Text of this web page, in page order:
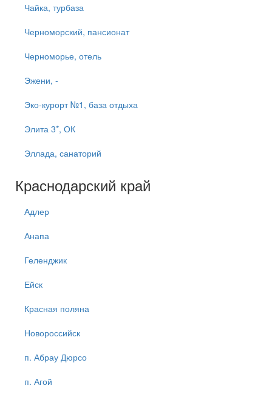
Чайка, турбаза
Черноморский, пансионат
Черноморье, отель
Эжени, -
Эко-курорт №1, база отдыха
Элита 3*, ОК
Эллада, санаторий
Краснодарский край
Адлер
Анапа
Геленджик
Ейск
Красная поляна
Новороссийск
п. Абрау Дюрсо
п. Агой